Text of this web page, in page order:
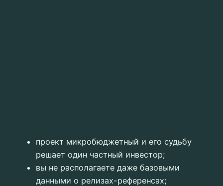
проект микробюджетный и его судьбу
решает один частный инвестор;
вы не располагаете даже базовыми
данными о релизах-референсах;